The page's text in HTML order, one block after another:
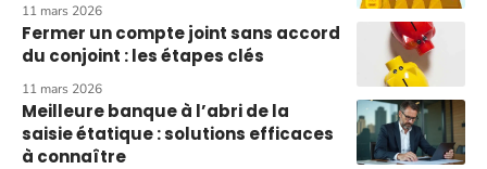
11 mars 2026
Fermer un compte joint sans accord
du conjoint : les étapes clés
11 mars 2026
Meilleure banque à l’abri de la
saisie étatique : solutions efficaces
à connaître